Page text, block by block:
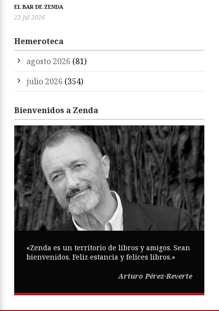
EL BAR DE ZENDA
23 Jul 2026
Hemeroteca
agosto 2026 (81)
julio 2026 (354)
Bienvenidos a Zenda
«Zenda es un territorio de libros y amigos. Sean
bienvenidos. Feliz estancia y felices libros.»
Arturo Pérez-Reverte